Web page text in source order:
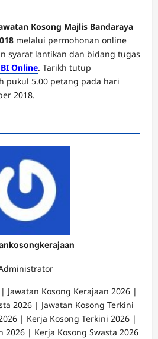
Kosong Majlis Bandaraya
melalui permohonan online
syarat lantikan dan bidang tugas
Online. Tarikh tutup
pukul 5.00 petang pada hari
2018.
Jawatan Kosong Kerajaan 2026 |
2026 | Jawatan Kosong Terkini
| Kerja Kosong Terkini 2026 |
2026 | Kerja Kosong Swasta 2026